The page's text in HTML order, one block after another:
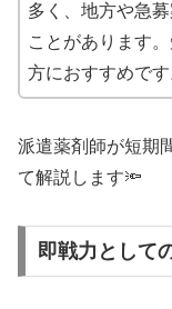
多く、地方や急
ことがあります
方におすすめです
派遣薬剤師が短期
て解説します🔦
即戦力として